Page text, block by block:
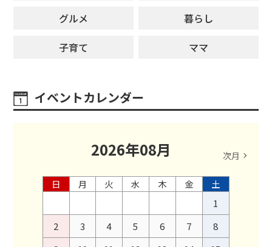
グルメ
暮らし
子育て
ママ
イベントカレンダー
2026年08月 次月
日 月 火 水 木 金
土
1
2
3 4 5 6 7
8